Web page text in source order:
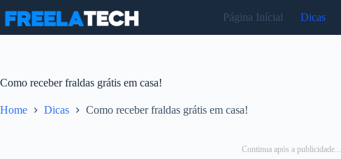
para
Página Inícial Dicas
Como receber fraldas grátis em casa!
Home Dicas Como receber fraldas grátis em casa!
Continua após a publicidade...